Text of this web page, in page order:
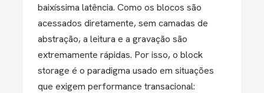
baixíssima latência. Como os blocos são
acessados diretamente, sem camadas de
abstração, a leitura e a gravação são
extremamente rápidas. Por isso, o block
storage é o paradigma usado em situações
que exigem performance transacional: